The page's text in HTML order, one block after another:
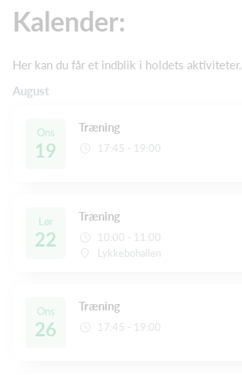
Kalender:
Her kan du får et indblik i holdets aktiviteter.
August
Ons
19
Træning
17:45 - 19:00
Lør
22
Træning
10:00 - 11:00
Lykkebohallen
Ons
26
Træning
17:45 - 19:00